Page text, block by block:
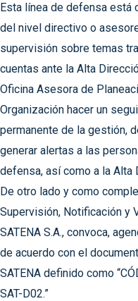
Esta línea de defensa está
del nivel directivo o
supervisión sobre temas
cuentas ante la Alta
Oficina Asesora de
Organización hacer un
permanente de la gestión,
generar alertas a las
defensa, así como a la Alta
De otro lado y como
Supervisión, Notificación y
SATENA S.A., convoca,
de acuerdo con el
SATENA definido como
SAT-D02.”